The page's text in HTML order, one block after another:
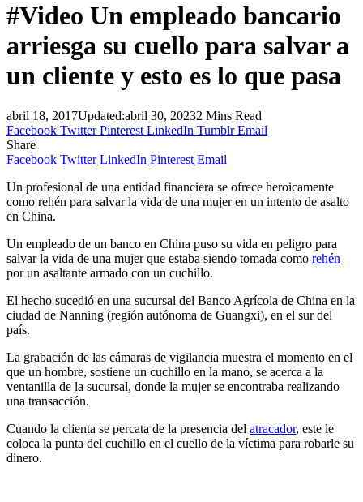
#Video Un empleado bancario
arriesga su cuello para salvar a
un cliente y esto es lo que pasa
abril 18, 2017Updated:abril 30, 20232 Mins Read
Facebook Twitter Pinterest LinkedIn Tumblr Email
Share
Facebook Twitter LinkedIn Pinterest Email
Un profesional de una entidad financiera se ofrece heroicamente
como rehén para salvar la vida de una mujer en un intento de asalto
en China.
Un empleado de un banco en China puso su vida en peligro para
salvar la vida de una mujer que estaba siendo tomada como rehén
por un asaltante armado con un cuchillo.
El hecho sucedió en una sucursal del Banco Agrícola de China en la
ciudad de Nanning (región autónoma de Guangxi), en el sur del
país.
La grabación de las cámaras de vigilancia muestra el momento en el
que un hombre, sostiene un cuchillo en la mano, se acerca a la
ventanilla de la sucursal, donde la mujer se encontraba realizando
una transacción.
Cuando la clienta se percata de la presencia del atracador, este le
coloca la punta del cuchillo en el cuello de la víctima para robarle su
dinero.